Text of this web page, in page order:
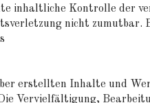
inhaltliche Kontrolle der
nicht zumutbar.
erstellten Inhalte und
Vervielfältigung,